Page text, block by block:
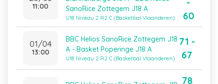
11:00
SanoRice Zottegem J18 A
U18 Niveau 2 R2 C (Basketbal Vlaanderen)
-
60
01/04
13:00
BBC Helios SanoRice Zottegem J18
A - Basket Poperinge J18 A
U18 Niveau 2 R2 C (Basketbal Vlaanderen)
71 -
67
78